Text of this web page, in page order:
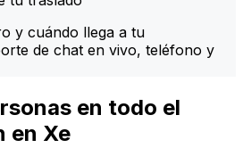
y cuándo llega a tu
de chat en vivo, teléfono y
en todo el
en Xe